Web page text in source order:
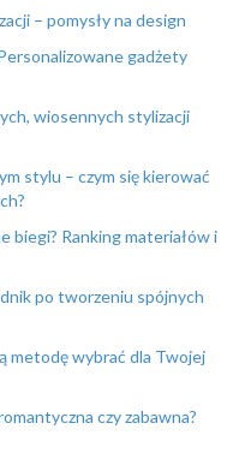
– pomysły na design
gadżety
wiosennych stylizacji
stylu – czym się kierować
biegi? Ranking materiałów i
po tworzeniu spójnych
metodę wybrać dla Twojej
czy zabawna?